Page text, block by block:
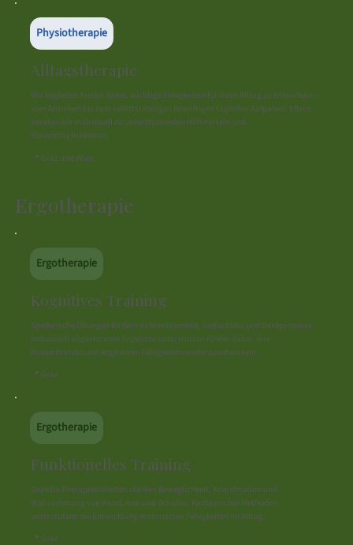
Physiotherapie
Alltagstherapie
Wir begleiten Kinder dabei, wichtige Fähigkeiten für ihren Alltag zu entwickeln –
vom Anziehen bis zum selbstständigen Bewältigen täglicher Aufgaben. Eltern
beraten wir individuell zu unterstützenden Hilfsmitteln und
Fördermöglichkeiten.
📍 Graz und Wien
Ergotherapie
Ergotherapie
Kognitives Training
Spielerische Übungen fördern Aufmerksamkeit, Gedächtnis und Denkprozesse.
Individuell abgestimmte Angebote unterstützen Kinder dabei, ihre
Konzentration und kognitiven Fähigkeiten weiterzuentwickeln.
📍 Graz
Ergotherapie
Funktionelles Training
Gezielte Therapieeinheiten stärken Beweglichkeit, Koordination und
Wahrnehmung von Hand, Arm und Schulter. Kindgerechte Methoden
unterstützen die Entwicklung motorischer Fähigkeiten im Alltag.
📍 Graz